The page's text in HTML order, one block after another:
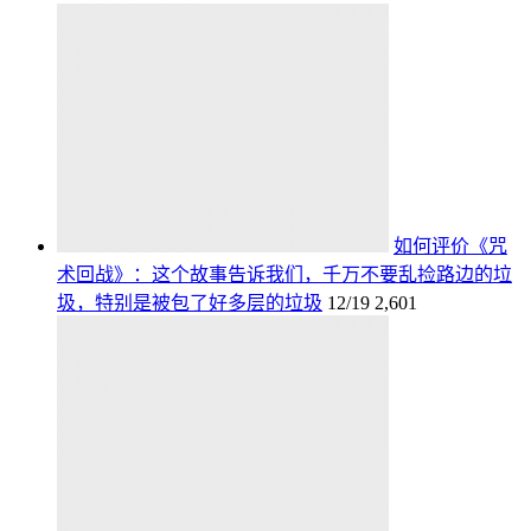
如何评价《咒
术回战》：这个故事告诉我们，千万不要乱捡路边的垃
圾，特别是被包了好多层的垃圾 12/19 2,601